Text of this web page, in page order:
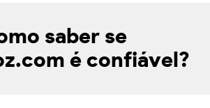
saber se
é confiável?